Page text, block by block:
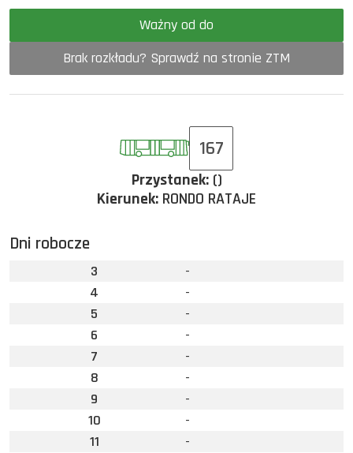
Ważny od do
Brak rozkładu? Sprawdź na stronie ZTM
167
Przystanek:()
Kierunek: RONDO RATAJE
Dni robocze
3
-
4
-
5
-
6
-
7
-
8
-
9
-
10
-
11
-